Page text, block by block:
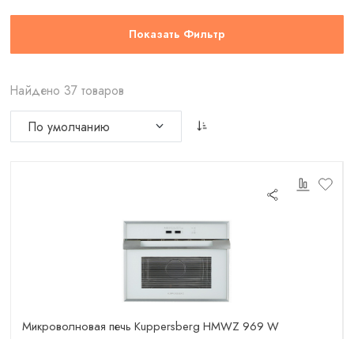
Показать Фильтр
Найдено 37 товаров
Микроволновая печь Kuppersberg HMWZ 969 W